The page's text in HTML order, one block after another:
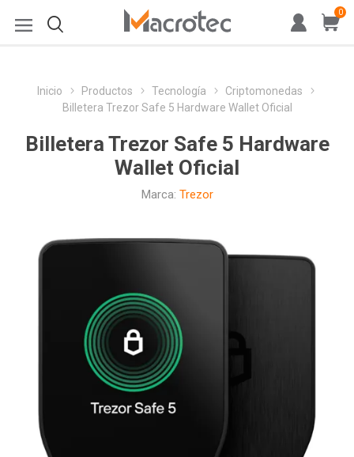
0
Inicio Productos Tecnología
Criptomonedas
Billetera Trezor Safe 5 Hardware Wallet Oficial
Billetera Trezor Safe 5 Hardware
Wallet Oficial
Marca: Trezor